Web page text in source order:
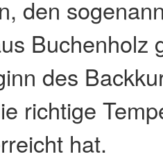
den
Buchenholz
des
richtige
hat.